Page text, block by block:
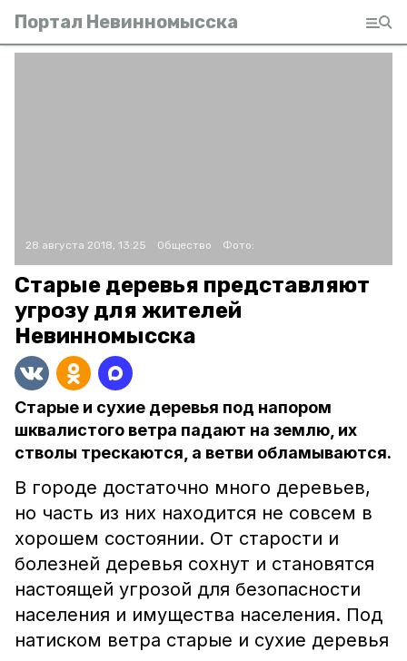
Портал Невинномысска
28 августа 2018, 13:25 Общество Фото:
Старые деревья представляют
угрозу для жителей
Невинномысска
Старые и сухие деревья под напором
шквалистого ветра падают на землю, их
стволы трескаются, а ветви обламываются.
В городе достаточно много деревьев,
но часть из них находится не совсем в
хорошем состоянии. От старости и
болезней деревья сохнут и становятся
настоящей угрозой для безопасности
населения и имущества населения. Под
натиском ветра старые и сухие деревья